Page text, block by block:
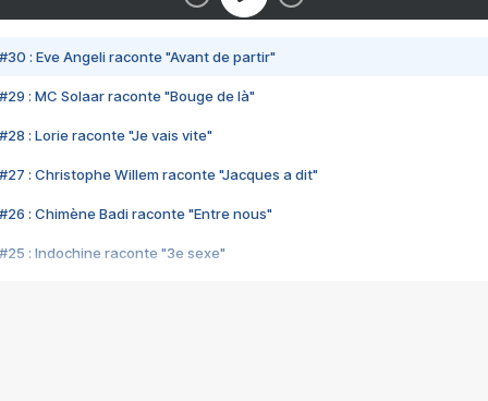
#30 : Eve Angeli raconte "Avant de partir"
#29 : MC Solaar raconte "Bouge de là"
#28 : Lorie raconte "Je vais vite"
#27 : Christophe Willem raconte "Jacques a dit"
#26 : Chimène Badi raconte "Entre nous"
#25 : Indochine raconte "3e sexe"